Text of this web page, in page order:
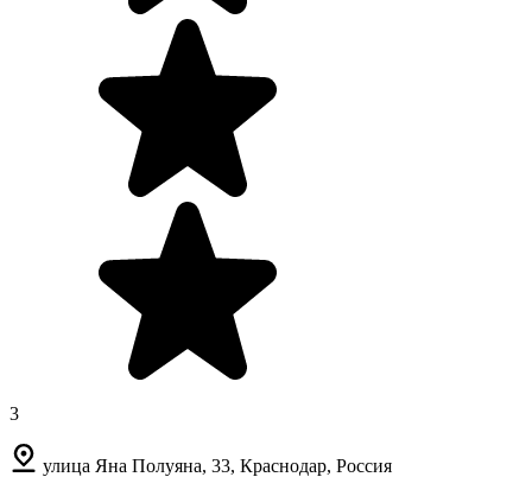
3
улица Яна Полуяна, 33, Краснодар, Россия